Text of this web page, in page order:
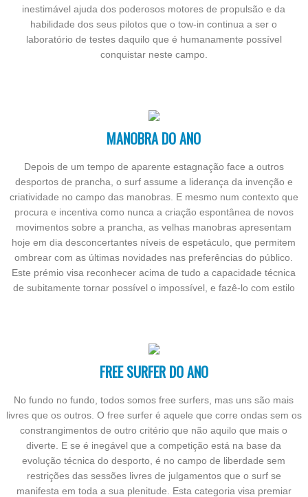
inestimável ajuda dos poderosos motores de propulsão e da
habilidade dos seus pilotos que o tow-in continua a ser o
laboratório de testes daquilo que é humanamente possível
conquistar neste campo.
MANOBRA DO ANO
Depois de um tempo de aparente estagnação face a outros
desportos de prancha, o surf assume a liderança da invenção e
criatividade no campo das manobras. E mesmo num contexto que
procura e incentiva como nunca a criação espontânea de novos
movimentos sobre a prancha, as velhas manobras apresentam
hoje em dia desconcertantes níveis de espetáculo, que permitem
ombrear com as últimas novidades nas preferências do público.
Este prémio visa reconhecer acima de tudo a capacidade técnica
de subitamente tornar possível o impossível, e fazê-lo com estilo
FREE SURFER DO ANO
No fundo no fundo, todos somos free surfers, mas uns são mais
livres que os outros. O free surfer é aquele que corre ondas sem os
constrangimentos de outro critério que não aquilo que mais o
diverte. E se é inegável que a competição está na base da
evolução técnica do desporto, é no campo de liberdade sem
restrições das sessões livres de julgamentos que o surf se
manifesta em toda a sua plenitude. Esta categoria visa premiar